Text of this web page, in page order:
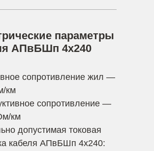
параметры
АПвБШп 4х240
сопротивление жил —
км
сопротивление —
км
допустимая токовая
кабеля АПвБШп 4х240: